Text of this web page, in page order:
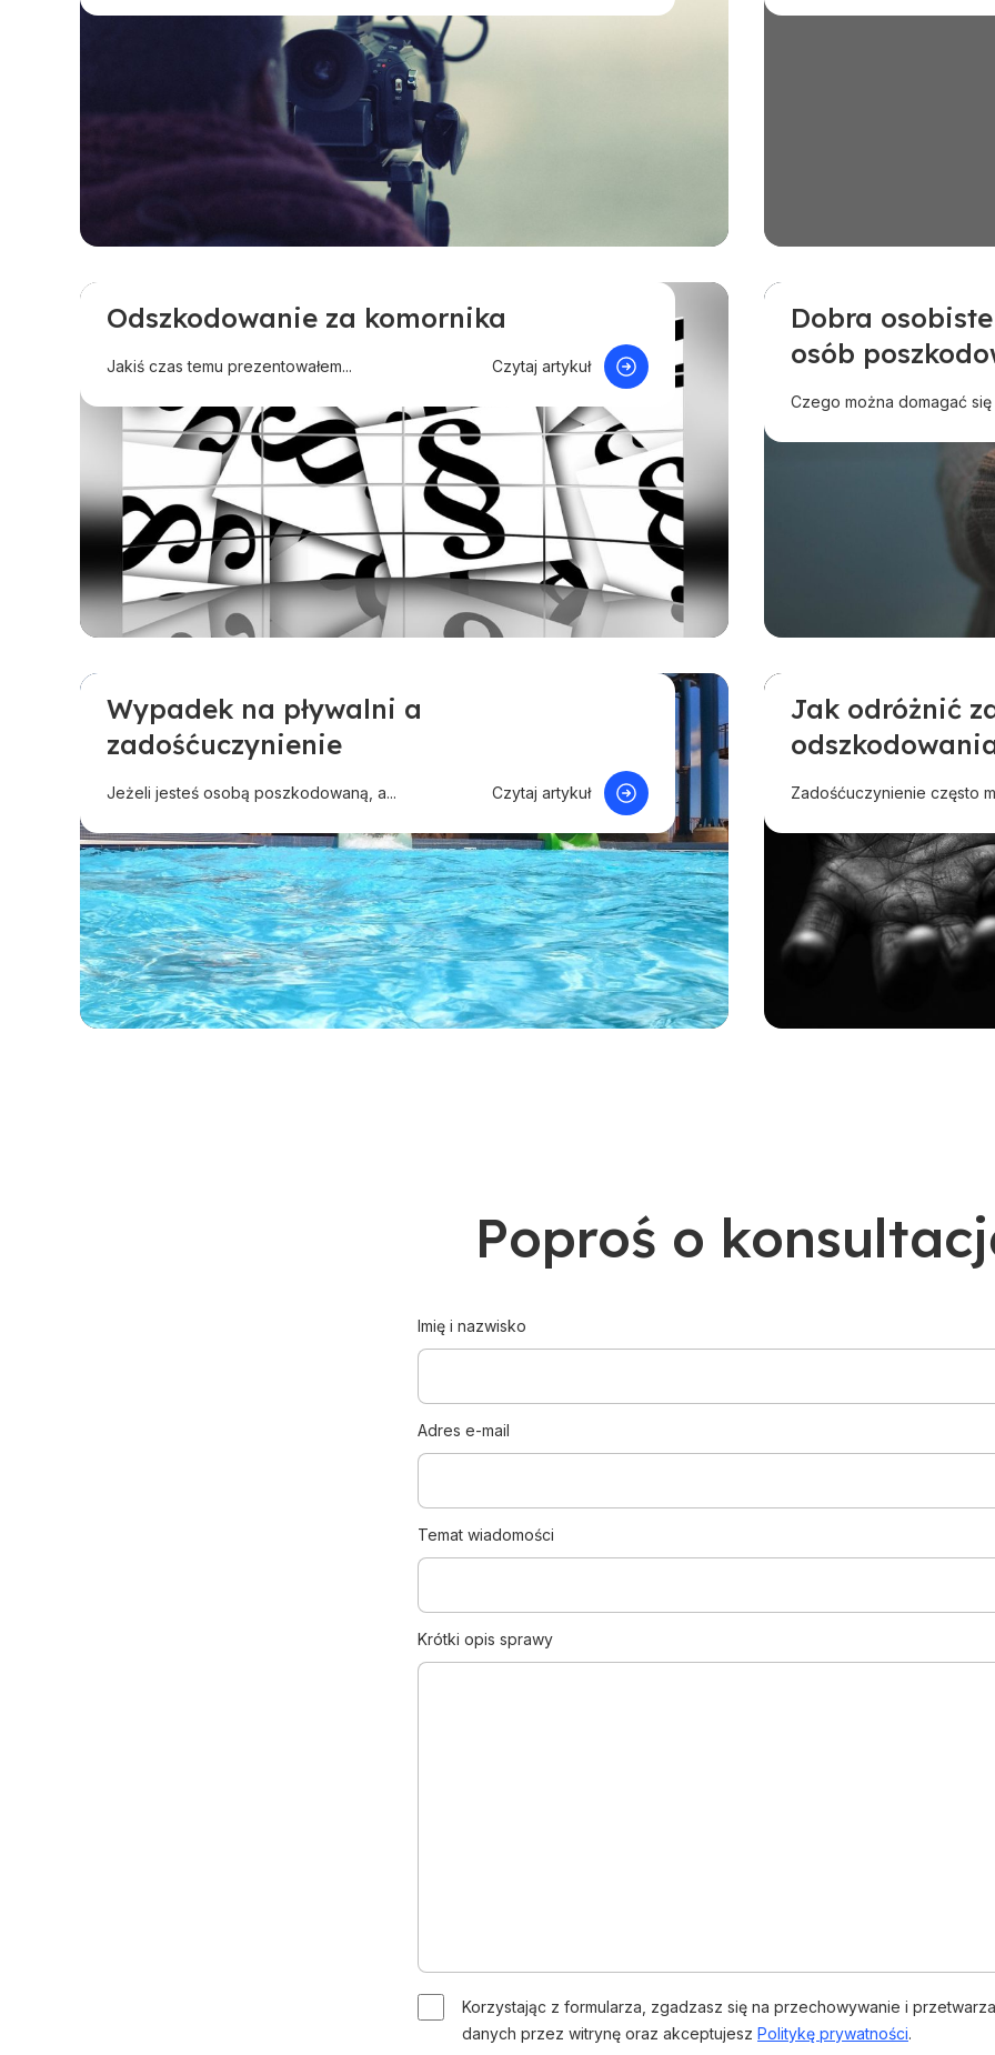
Odszkodowanie w innej sprawie
Polecane
Pomoc dla przedsiębiorców
Odszkodowanie za komornika
Jakiś czas temu prezentowałem... Czytaj artykuł
Odszkodowanie w
Pomoc dla
Dobra
osób
Czego można domagać się
Odszkodowanie w innej sprawie
Pomoc przy ubezpieczeniach i wypadkach
Wypadek na pływalni a
zadośćuczynienie
Jeżeli jesteś osobą poszkodowaną, a... Czytaj artykuł
Odszkodowanie w
Pomoc przy
Jak odróżnić
Zadośćuczynienie często
Poproś o
Imię i nazwisko
Adres e-mail
Temat wiadomości
Krótki opis sprawy
Korzystając z formularza, zgadzasz się na przechowywanie i
danych przez witrynę oraz akceptujesz Politykę prywatności.